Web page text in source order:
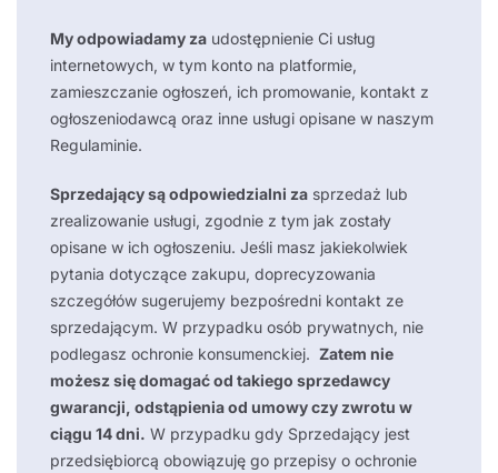
My odpowiadamy za udostępnienie Ci usług
internetowych, w tym konto na platformie,
zamieszczanie ogłoszeń, ich promowanie, kontakt z
ogłoszeniodawcą oraz inne usługi opisane w naszym
Regulaminie.
Sprzedający są odpowiedzialni za sprzedaż lub
zrealizowanie usługi, zgodnie z tym jak zostały
opisane w ich ogłoszeniu. Jeśli masz jakiekolwiek
pytania dotyczące zakupu, doprecyzowania
szczegółów sugerujemy bezpośredni kontakt ze
sprzedającym. W przypadku osób prywatnych, nie
podlegasz ochronie konsumenckiej. Zatem nie
możesz się domagać od takiego sprzedawcy
gwarancji, odstąpienia od umowy czy zwrotu w
ciągu 14 dni. W przypadku gdy Sprzedający jest
przedsiębiorcą obowiązuję go przepisy o ochronie